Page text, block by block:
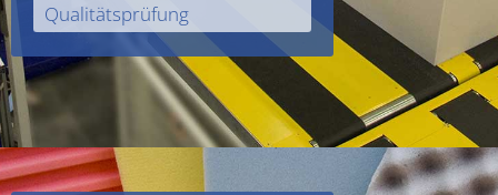
Qualitätsprüfung